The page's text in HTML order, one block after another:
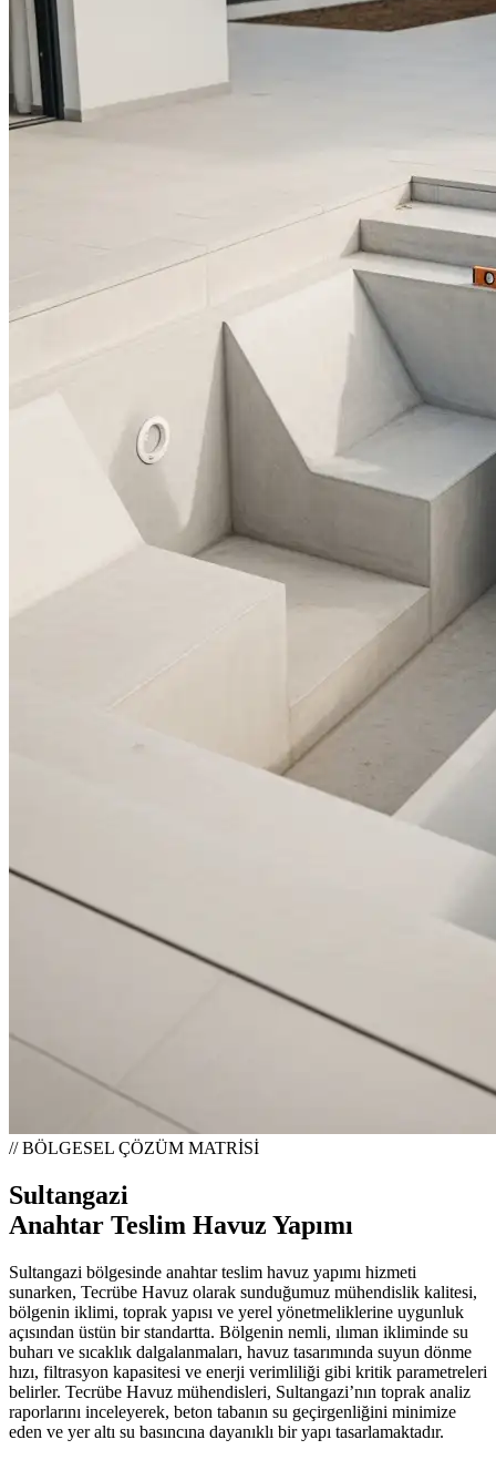
// BÖLGESEL ÇÖZÜM MATRİSİ
Sultangazi
Anahtar Teslim Havuz Yapımı
Sultangazi bölgesinde anahtar teslim havuz yapımı hizmeti
sunarken, Tecrübe Havuz olarak sunduğumuz mühendislik kalitesi,
bölgenin iklimi, toprak yapısı ve yerel yönetmeliklerine uygunluk
açısından üstün bir standartta. Bölgenin nemli, ılıman ikliminde su
buharı ve sıcaklık dalgalanmaları, havuz tasarımında suyun dönme
hızı, filtrasyon kapasitesi ve enerji verimliliği gibi kritik parametreleri
belirler. Tecrübe Havuz mühendisleri, Sultangazi’nın toprak analiz
raporlarını inceleyerek, beton tabanın su geçirgenliğini minimize
eden ve yer altı su basıncına dayanıklı bir yapı tasarlamaktadır.